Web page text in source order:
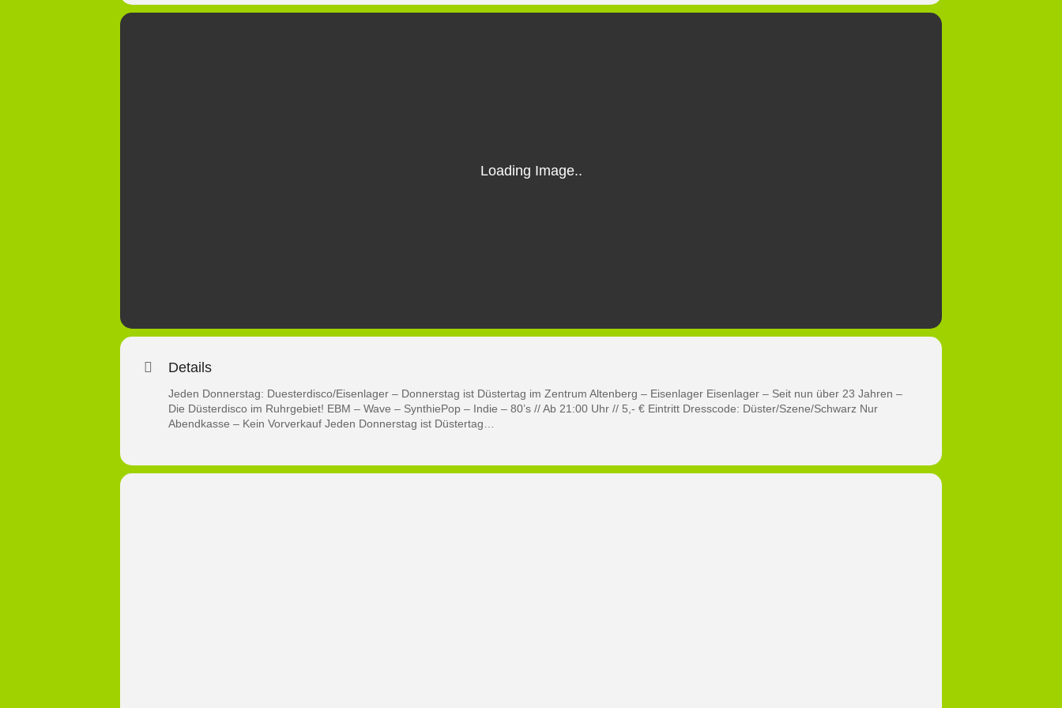
Details
Jeden Donnerstag: Duesterdisco/Eisenlager – Donnerstag ist Düstertag im Zentrum Altenberg – Eisenlager Eisenlager – Seit nun über 23 Jahren –
Die Düsterdisco im Ruhrgebiet! EBM – Wave – SynthiePop – Indie – 80’s // Ab 21:00 Uhr // 5,- € Eintritt Dresscode: Düster/Szene/Schwarz Nur
Abendkasse – Kein Vorverkauf Jeden Donnerstag ist Düstertag…